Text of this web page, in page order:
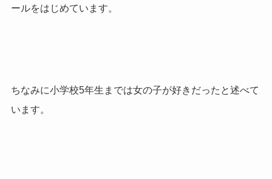
ールをはじめています。
ちなみに小学校5年生までは女の子が好きだったと述べて
います。